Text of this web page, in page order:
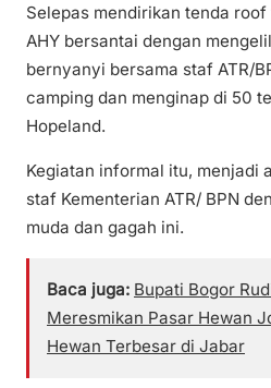
Selepas mendirikan tenda
AHY bersantai dengan
bernyanyi bersama staf ATR/
camping dan menginap di 50
Hopeland.
Kegiatan informal itu, menjadi
staf Kementerian ATR/ BPN
muda dan gagah ini.
Baca juga: Bupati Bogor
Meresmikan Pasar Hewan
Hewan Terbesar di Jabar